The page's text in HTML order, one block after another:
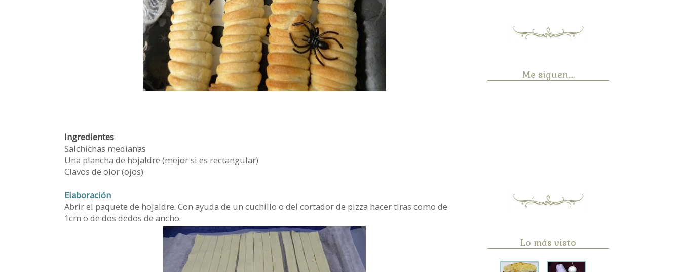
Ingredientes
Salchichas medianas
Una plancha de hojaldre (mejor si es rectangular)
Clavos de olor (ojos)
Elaboración
Abrir el paquete de hojaldre. Con ayuda de un cuchillo o del cortador de pizza hacer tiras como de
1cm o de dos dedos de ancho.
Me siguen....
Lo más visto